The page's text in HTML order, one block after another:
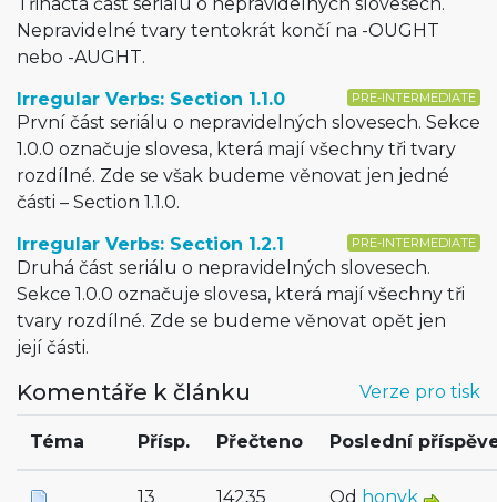
Nepravidelné tvary tentokrát končí na -OUGHT
nebo -AUGHT.
PRE-INTERMEDIATE
Irregular Verbs: Section 1.1.0
První část seriálu o nepravidelných slovesech. Sekce
1.0.0 označuje slovesa, která mají všechny tři tvary
rozdílné. Zde se však budeme věnovat jen jedné
části – Section 1.1.0.
PRE-INTERMEDIATE
Irregular Verbs: Section 1.2.1
Druhá část seriálu o nepravidelných slovesech.
Sekce 1.0.0 označuje slovesa, která mají všechny tři
tvary rozdílné. Zde se budeme věnovat opět jen
její části.
Verze pro tisk
Komentáře k článku
Téma Přísp. Přečteno Poslední
13 14235 Od honyk